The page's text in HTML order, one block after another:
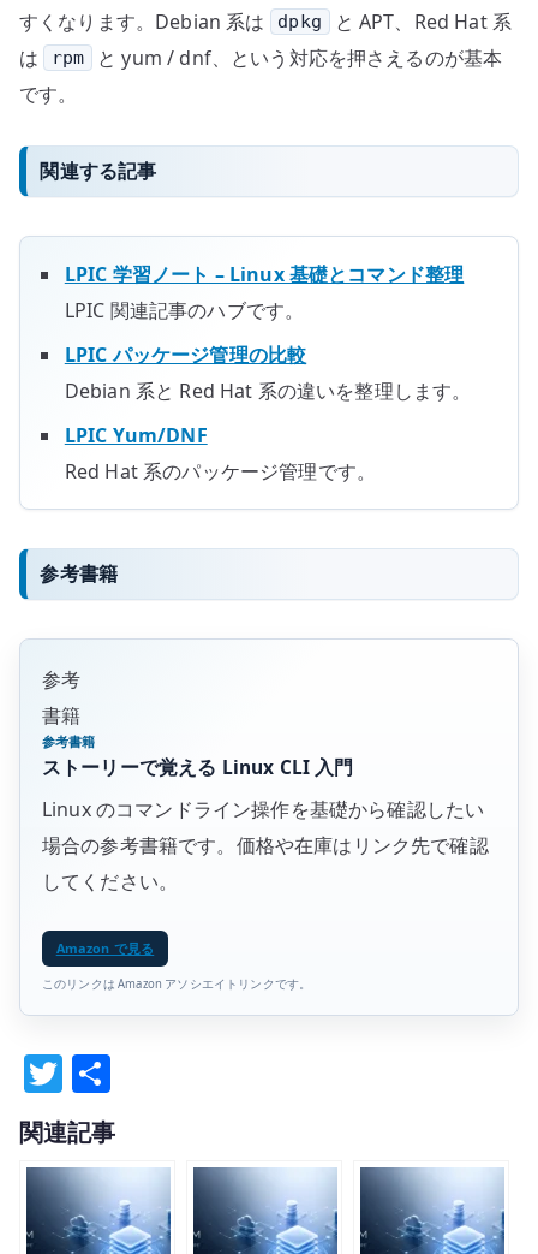
すくなります。Debian 系は
dpkg
と APT、Red Hat 系
は
rpm
と yum / dnf、という対応を押さえるのが基本
です。
関連する記事
LPIC 学習ノート – Linux 基礎とコマンド整理
LPIC 関連記事のハブです。
LPIC パッケージ管理の比較
Debian 系と Red Hat 系の違いを整理します。
LPIC Yum/DNF
Red Hat 系のパッケージ管理です。
参考書籍
参考
書籍
参考書籍
ストーリーで覚える Linux CLI 入門
Linux のコマンドライン操作を基礎から確認したい
場合の参考書籍です。価格や在庫はリンク先で確認
してください。
Amazon で見る
このリンクは Amazon アソシエイトリンクです。
T
w
it
te
r
有
関連記事